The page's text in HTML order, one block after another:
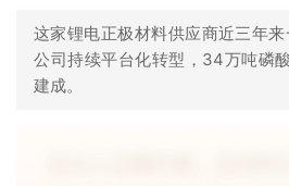
这家锂电正极材料供应商近三年来
公司持续平台化转型，34万吨磷
建成。